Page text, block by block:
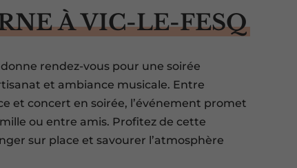
À VIC-LE-FESQ
rendez-vous pour une soirée
et ambiance musicale. Entre
et concert en soirée, l’événement promet
ou entre amis. Profitez de cette
sur place et savourer l’atmosphère